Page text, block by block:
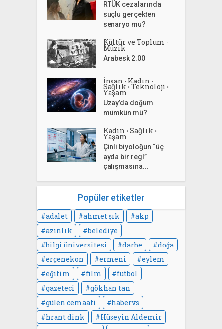
RTÜK cezalarında
suçlu gerçekten
senaryo mu?
Kültür ve Toplum •
Müzik
Arabesk 2.00
İnsan • Kadın •
Sağlık • Teknoloji •
Yaşam
Uzay’da doğum
mümkün mü?
Kadın • Sağlık •
Yaşam
Çinli biyoloğun “üç
ayda bir regl”
çalışmasına...
Popüler etiketler
adalet ahmet şık
akp
azınlık
belediye
bilgi üniversitesi
darbe
doğa
ergenekon
ermeni
eylem
eğitim
film
futbol
gazeteci
gökhan tan
gülen cemaati
habervs
hrant dink
Hüseyin Aldemir